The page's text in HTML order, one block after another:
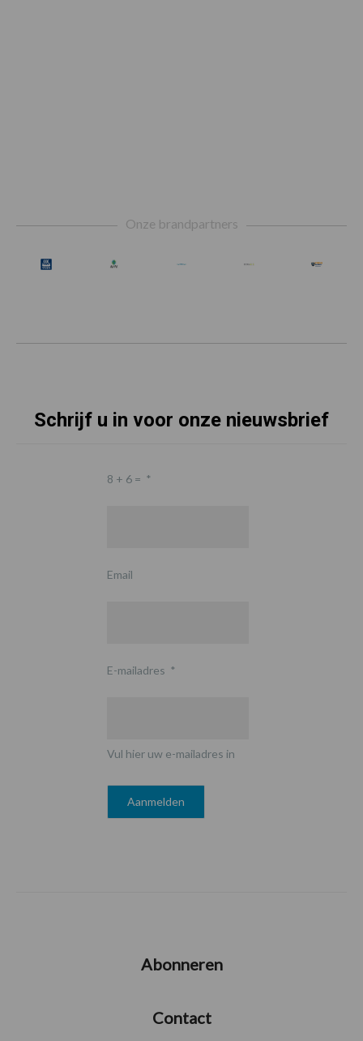
Onze brandpartners
Schrijf u in voor onze nieuwsbrief
8 + 6 = *
Email
E-mailadres *
Vul hier uw e-mailadres in
Abonneren
Contact